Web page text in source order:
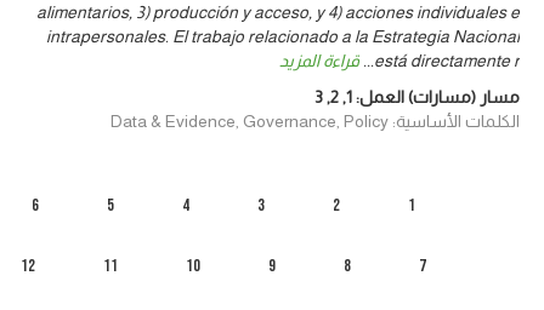
alimentarios, 3) producción y acceso, y 4) acciones individuales e
intrapersonales. El trabajo relacionado a la Estrategia Nacional
está directamente r
... قراءة المزيد
مسار (مسارات) العمل:1
,
2
,
3
الكلمات الأساسية: Data & Evidence, Governance, Policy
1
2
3
4
5
6
7
8
9
10
11
12